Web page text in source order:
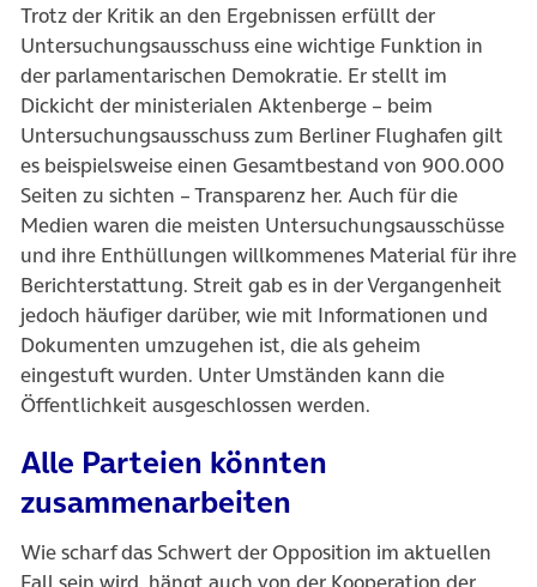
Trotz der Kritik an den Ergebnissen erfüllt der
Untersuchungsausschuss eine wichtige Funktion in
der parlamentarischen Demokratie. Er stellt im
Dickicht der ministerialen Aktenberge – beim
Untersuchungsausschuss zum Berliner Flughafen gilt
es beispielsweise einen Gesamtbestand von 900.000
Seiten zu sichten – Transparenz her. Auch für die
Medien waren die meisten Untersuchungsausschüsse
und ihre Enthüllungen willkommenes Material für ihre
Berichterstattung. Streit gab es in der Vergangenheit
jedoch häufiger darüber, wie mit Informationen und
Dokumenten umzugehen ist, die als geheim
eingestuft wurden. Unter Umständen kann die
Öffentlichkeit ausgeschlossen werden.
Alle Parteien könnten
zusammenarbeiten
Wie scharf das Schwert der Opposition im aktuellen